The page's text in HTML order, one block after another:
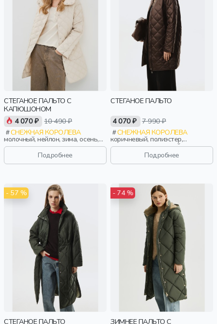
СТЕГАНОЕ ПАЛЬТО С
КАПЮШОНОМ
4 070 ₽ 10 490 ₽
СНЕЖНАЯ КОРОЛЕВА
молочный, нейлон, зима, осень,
россия, прямые, капюшон,
застежка, утепленные, стеганые,
кнопки, карман, женщины,
взрослые
Подробнее
СТЕГАНОЕ ПАЛЬТО
4 070 ₽ 7 990 ₽
СНЕЖНАЯ КОРОЛЕВА
коричневый, полиэстер,
трикотаж, эластан, нейлон, лето,
весна, россия, прямые,
укороченные, застежка,
стеганые, ворот, прорези,
Подробнее
- 57 %
СТЕГАНОЕ ПАЛЬТО
- 74 %
ЗИМНЕЕ ПАЛЬТО С